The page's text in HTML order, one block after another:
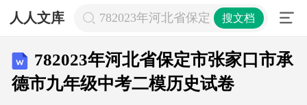
人人文库 782023年河北省保定市张家口市承德
搜文档
782023年河北省保定市张家口市承
德市九年级中考二模历史试卷